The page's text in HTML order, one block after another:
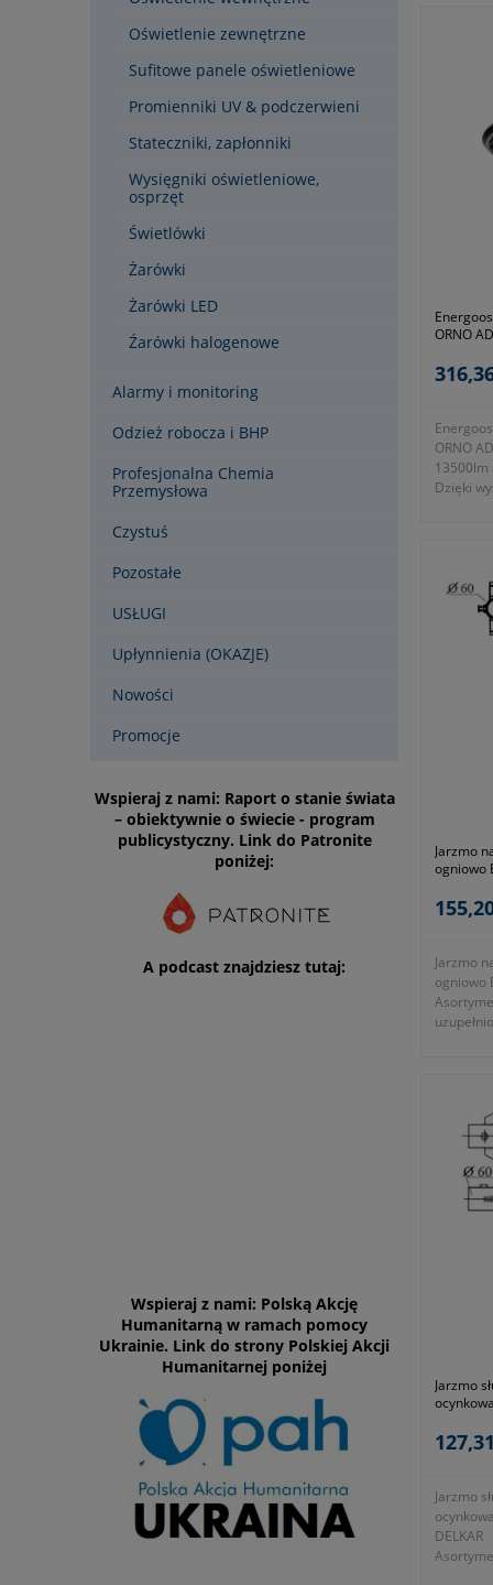
Oświetlenie zewnętrzne
Sufitowe panele oświetleniowe
Promienniki UV & podczerwieni
Stateczniki, zapłonniki
Wysięgniki oświetleniowe,
osprzęt
Świetlówki
Żarówki
Żarówki LED
Źarówki halogenowe
Alarmy i monitoring
Odzież robocza i BHP
Profesjonalna Chemia
Przemysłowa
Czystuś
Pozostałe
USŁUGI
Upłynnienia (OKAZJE)
Nowości
Promocje
Wspieraj z nami: Raport o stanie świata
– obiektywnie o świecie - program
publicystyczny. Link do Patronite
poniżej:
A podcast znajdziesz tutaj:
Wspieraj z nami: Polską Akcję
Humanitarną w ramach pomocy
Ukrainie. Link do strony Polskiej Akcji
Humanitarnej poniżej
ORNO
ORNO
13500lm
Dzięki
hal
SMD,
mają
mocą
-
35000h,
-
-
-
-
szkła
- symbol
Jarzmo
ogniowo
Jarzmo
ogniowo
-
okres
zgodnie
- dawny
- symbol
-
Jarzmo
Jarzmo
DELKAR